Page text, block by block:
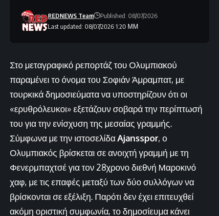
Last updated: 08/07/2026 1:20 ΜΜ
REDNEWS Team Published: 08/07/2026
Στο μεταγραφικό ρεπορτάζ του Ολυμπιακού
παραμένει το όνομα του Σοφιάν Άμραμπατ, με
τουρκικά δημοσιεύματα να υποστηρίζουν ότι οι
«ερυθρόλευκοι» εξετάζουν σοβαρά την περίπτωσή
του για την ενίσχυση της μεσαίας γραμμής.
Σύμφωνα με την ιστοσελίδαAjansspor, ο
Ολυμπιακός βρίσκεται σε ανοιχτή γραμμή με τη
Φενερμπαχτσέ για τον 28χρονο διεθνή Μαροκινό
χαφ, με τις επαφές μεταξύ των δύο συλλόγων να
βρίσκονται σε εξέλιξη. Παρότι δεν έχει επιτευχθεί
ακόμη οριστική συμφωνία, το δημοσίευμα κάνει